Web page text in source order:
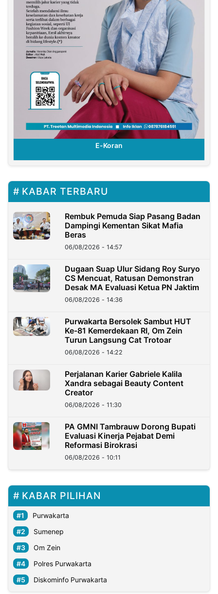
E-Koran
KABAR TERBARU
Rembuk Pemuda Siap Pasang Badan
Dampingi Kementan Sikat Mafia
Beras
06/08/2026 - 14:57
Dugaan Suap Ulur Sidang Roy Suryo
CS Mencuat, Ratusan Demonstran
Desak MA Evaluasi Ketua PN Jaktim
06/08/2026 - 14:36
Purwakarta Bersolek Sambut HUT
Ke-81 Kemerdekaan RI, Om Zein
Turun Langsung Cat Trotoar
06/08/2026 - 14:22
Perjalanan Karier Gabriele Kalila
Xandra sebagai Beauty Content
Creator
06/08/2026 - 11:30
PA GMNI Tambrauw Dorong Bupati
Evaluasi Kinerja Pejabat Demi
Reformasi Birokrasi
06/08/2026 - 10:11
KABAR PILIHAN
Purwakarta
Sumenep
Om Zein
Polres Purwakarta
Diskominfo Purwakarta